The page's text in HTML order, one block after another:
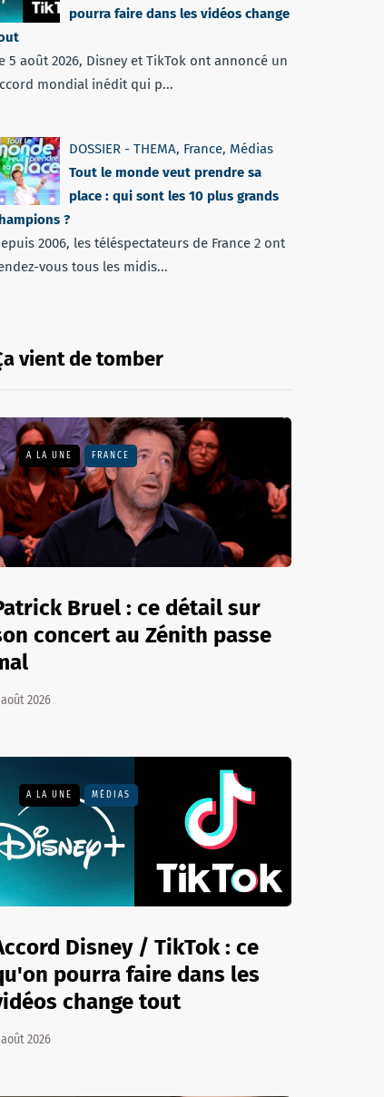
pourra faire dans les vidéos change
5 août 2026, Disney et TikTok ont annoncé un
mondial inédit qui p...
DOSSIER - THEMA, France, Médias
Tout le monde veut prendre sa
place : qui sont les 10 plus grands
?
2006, les téléspectateurs de France 2 ont
vous tous les midis...
vient de tomber
A LA UNE FRANCE
Bruel : ce détail sur
concert au Zénith passe
2026
A LA UNE MÉDIAS
Disney / TikTok : ce
pourra faire dans les
change tout
2026